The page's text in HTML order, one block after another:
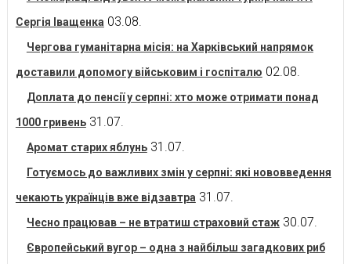
Сергія Іващенка 03.08.
Чергова гуманітарна місія: на Харківський напрямок
доставили допомогу військовим і госпіталю 02.08.
Доплата до пенсії у серпні: хто може отримати понад
1000 гривень 31.07.
Аромат старих яблунь 31.07.
Готуємось до важливих змін у серпні: які нововведення
чекають українців вже відзавтра 31.07.
Чесно працював – не втратиш страховий стаж 30.07.
Європейський вугор – одна з найбільш загадкових риб